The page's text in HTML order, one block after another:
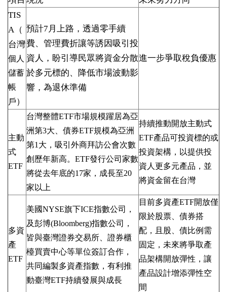
TIS
A （
台灣
個人
儲蓄
帳
戶）
預計7 月上路，透過零手續
費、管理費折讓等誘因吸引投
資人，盼引導民眾將資金分散
於多元標的、降低市場波動影
響，為退休準備
進一步爭取稅負優惠
主動
式
ETF
台灣整體ETF市場規模躍居為亞
洲第3大、債券ETF規模為亞洲
第1 大，吸引外商拜訪公會次數
創歷年新高。 ETF發行公司家數
將從去年底的17家，成長至20
家以上
持續推動開放主動式
ETF產品可投資標的或
投資架構，以提供投
資人更多元產品，並
將資金留在台灣
多資
產
ETF
美國NYSE旗下ICE指數公司，
及彭博(Bloomberg)指數公司，
皆與臺灣證券交易所、證券櫃
檯買賣中心等單位簽訂合作，
共同編製多資產指數，有利推
動臺灣ETF持續發展與成長
目前多資產ETF開放僅
限於股票、債券搭
配，且股、債比例需
固定，未來將爭取產
品架構開放彈性，讓
產品設計增添彈性空
間